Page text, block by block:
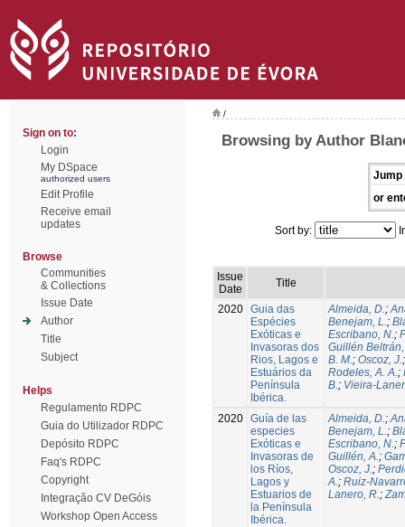
Sign on to:
Login
My DSpace
authorized users
Edit Profile
Receive email
updates
Browse
Communities
& Collections
Issue Date
Author
Title
Subject
Helps
Regulamento RDPC
Guia do Utilizador RDPC
Depósito RDPC
Faq's RDPC
Copyright
Integração CV DeGóis
Workshop Open Access
/
Browsing by Author
Jump
or
Sort by:
Issue
Date
Title
2020 Guia das
Espécies
Exóticas e
Invasoras dos
Rios, Lagos e
Estuários da
Península
Ibérica.
Almeida, D.;
Benejam, L.;
Escribano, N.;
Guillén
B. M.; Oscoz, J.
Rodeles, A. A.;
B.; Vieira-
2020 Guía de las
especies
Exóticas e
Invasoras de
los Ríos,
Lagos y
Estuarios de
la Península
Ibérica.
Almeida, D.;
Benejam, L.;
Escribano, N.;
Guillén, A.;
Oscoz, J.;
A.; Ruiz-
Lanero, R.;